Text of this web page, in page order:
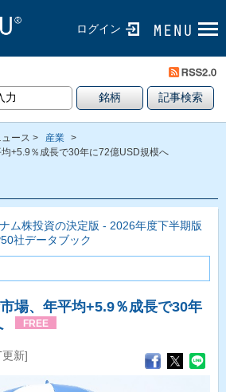
ログイン
ース > 産業 >
+5.9％成長で30年に72億USD規模へ
ム株投資の決定版 - 2026年度下半期版
社データブック
場、年平均+5.9％成長で30年
FREE
新]